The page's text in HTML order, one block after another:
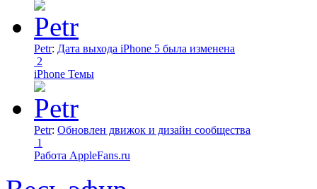
Petr: Дата выхода iPhone 5 была изменена
2
iPhone Темы
Petr: Обновлен движок и дизайн сообщества
1
Работа AppleFans.ru